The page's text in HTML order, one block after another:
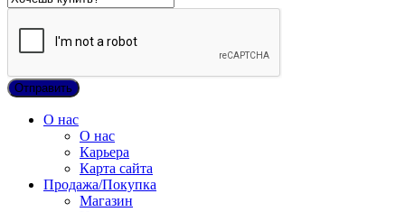
О нас
О нас
Карьера
Карта сайта
Продажа/Покупка
Магазин